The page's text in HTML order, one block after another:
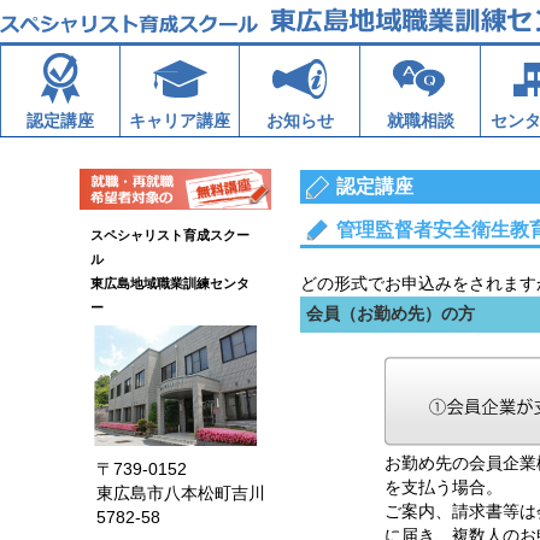
認定講座 キャリア講座 お知らせ 就職相談 セン
認定講座
管理監督者安全衛生教
どの形式でお申込みをされま
会員（お勤め先）の方
お勤め先の会員企
を支払う場合。
ご案内、請求書等
に届き、複数人の
スペシャリスト育成スクー
ル
東広島地域職業訓練センタ
ー
〒739-0152
東広島市八本松町吉川
5782-58